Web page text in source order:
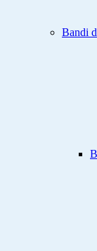
Bandi